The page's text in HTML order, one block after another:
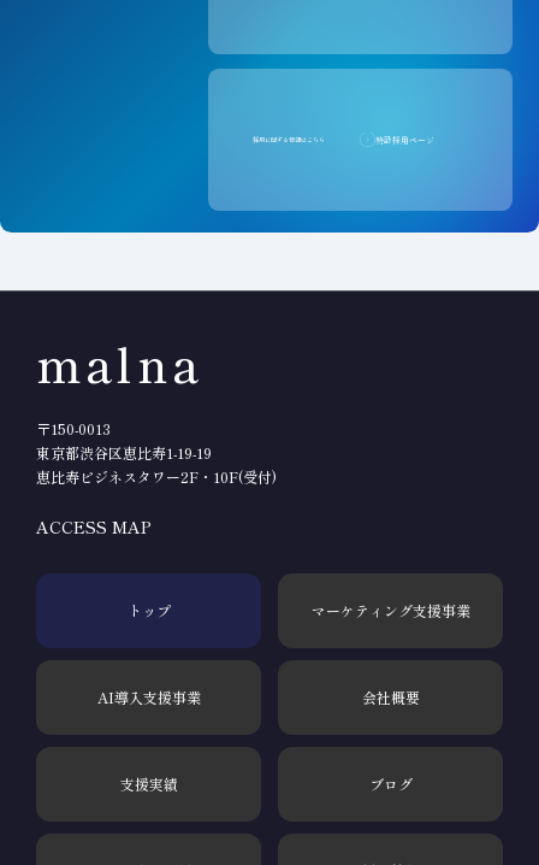
採用に関する情報はこちら 特設採用ページ
malna
〒150-0013
東京都渋谷区恵比寿1-19-19
恵比寿ビジネスタワー2F・10F(受付)
ACCESS MAP
トップ マーケティング支援事業
AI導入支援事業 会社概要
支援実績 ブログ